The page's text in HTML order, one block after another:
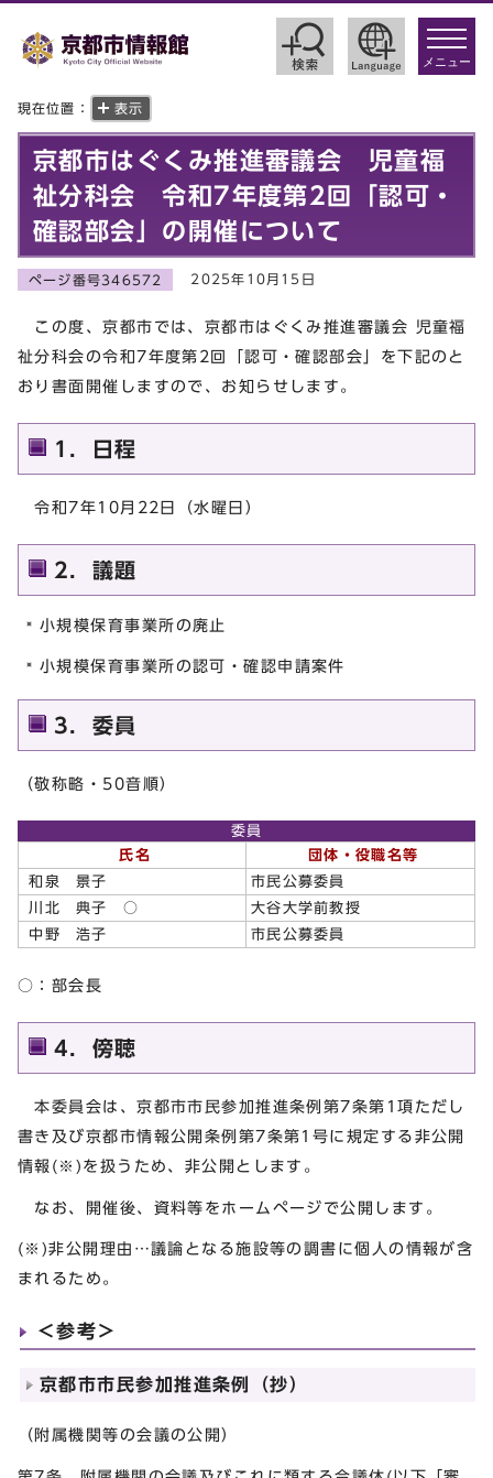
toggle
メニュー
現在位置： 表示
京都市はぐくみ推進審議会 児童福
祉分科会 令和7年度第2回「認可・
確認部会」の開催について
ページ番号346572 2025年10月15日
この度、京都市では、京都市はぐくみ推進審議会 児童福
祉分科会の令和7年度第2回「認可・確認部会」を下記のと
おり書面開催しますので、お知らせします。
1．日程
令和7年10月22日（水曜日）
2．議題
小規模保育事業所の廃止
小規模保育事業所の認可・確認申請案件
3．委員
（敬称略・50音順）
委員
氏名
団体・役職名等
和泉 景子
市民公募委員
川北 典子 ○
大谷大学前教授
中野 浩子
市民公募委員
○：部会長
4．傍聴
本委員会は、京都市市民参加推進条例第7条第1項ただし
書き及び京都市情報公開条例第7条第1号に規定する非公開
情報(※)を扱うため、非公開とします。
なお、開催後、資料等をホームページで公開します。
(※)非公開理由…議論となる施設等の調書に個人の情報が含
まれるため。
＜参考＞
京都市市民参加推進条例（抄）
（附属機関等の会議の公開）